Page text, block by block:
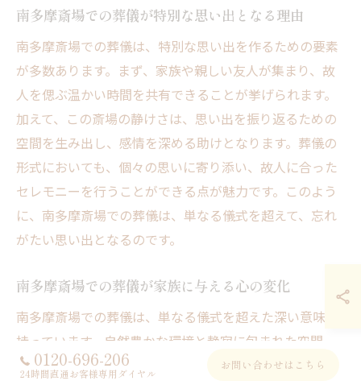
南多摩斎場での葬儀が特別な思い出となる理由
南多摩斎場での葬儀は、特別な思い出を作るための要素
が多数あります。まず、家族や親しい友人が集まり、故
人を偲ぶ温かい時間を共有できることが挙げられます。
加えて、この斎場の静けさは、思い出を振り返るための
空間を生み出し、感情を深める助けとなります。葬儀の
形式においても、個々の思いに寄り添い、故人に合った
セレモニーを行うことができる点が魅力です。このよう
に、南多摩斎場での葬儀は、単なる儀式を超えて、忘れ
がたい思い出となるのです。
南多摩斎場での葬儀が家族に与える心の変化
南多摩斎場での葬儀は、単なる儀式を超えた深い意味を
持っています。自然豊かな環境と静寂に包まれた空間
は、家族が故人を偲び、共に思い出を語り合う特別な時
0120-696-206
24時間直通お客様専用ダイヤル
お問い合わせはこちら